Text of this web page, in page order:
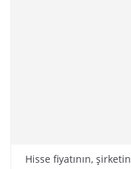
Hisse fiyatının,